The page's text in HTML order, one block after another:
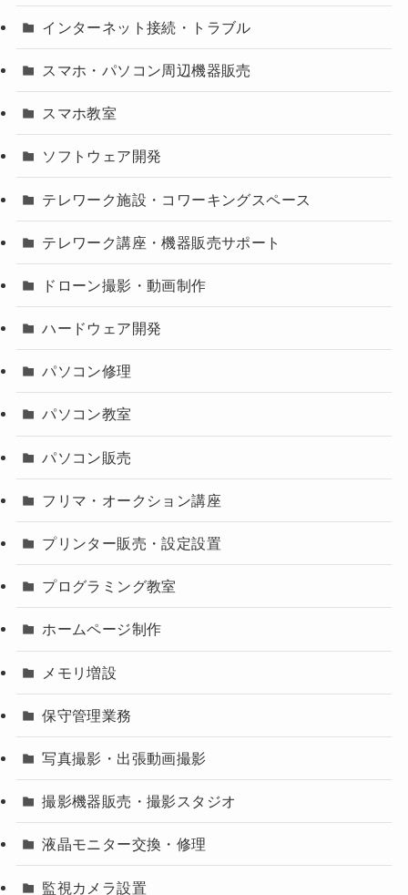
インターネット接続・トラブル
スマホ・パソコン周辺機器販売
スマホ教室
ソフトウェア開発
テレワーク施設・コワーキングスペース
テレワーク講座・機器販売サポート
ドローン撮影・動画制作
ハードウェア開発
パソコン修理
パソコン教室
パソコン販売
フリマ・オークション講座
プリンター販売・設定設置
プログラミング教室
ホームページ制作
メモリ増設
保守管理業務
写真撮影・出張動画撮影
撮影機器販売・撮影スタジオ
液晶モニター交換・修理
監視カメラ設置